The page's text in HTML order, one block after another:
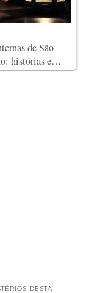
de São
histórias e…
DESTA